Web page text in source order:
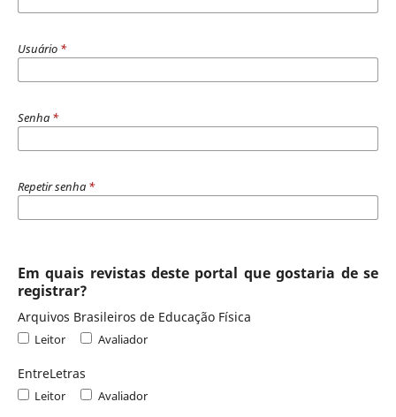
Usuário *
Senha *
Repetir senha *
Em quais revistas deste portal que gostaria de se
registrar?
Arquivos Brasileiros de Educação Física
Leitor Avaliador
EntreLetras
Leitor Avaliador